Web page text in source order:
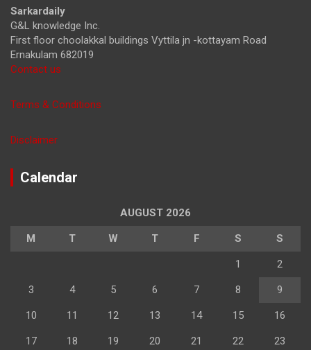
Sarkardaily
G&L knowledge Inc.
First floor choolakkal buildings Vyttila jn -kottayam Road
Ernakulam 682019
Contact us
Terms & Conditions
Disclaimer
Calendar
AUGUST 2026
M T W T F S S
1 2
3 4 5 6 7 8 9
10 11 12 13 14 15 16
17 18 19 20 21 22 23